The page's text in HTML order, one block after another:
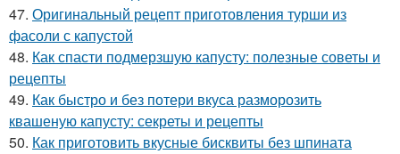
47. Оригинальный рецепт приготовления турши из
фасоли с капустой
48. Как спасти подмерзшую капусту: полезные советы и
рецепты
49. Как быстро и без потери вкуса разморозить
квашеную капусту: секреты и рецепты
50. Как приготовить вкусные бисквиты без шпината